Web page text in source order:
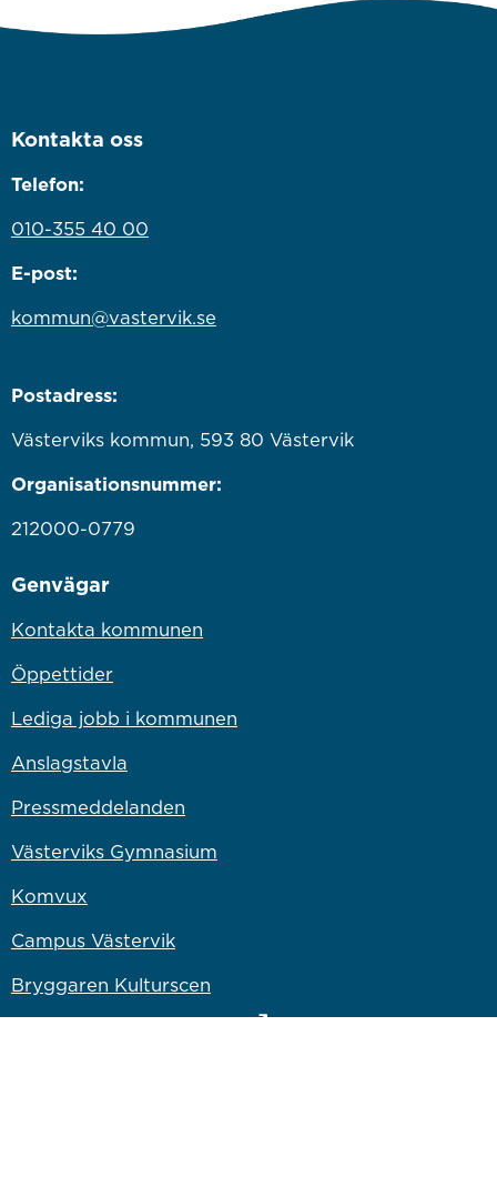
Kontakta oss
Telefon:
010-355 40 00
E-post:
kommun@vastervik.se
Postadress:
Västerviks kommun, 593 80 Västervik
Organisationsnummer:
212000-0779
Genvägar
Kontakta kommunen
Öppettider
Lediga jobb i kommunen
Anslagstavla
Pressmeddelanden
Västerviks Gymnasium
Komvux
Campus Västervik
Bryggaren Kulturscen